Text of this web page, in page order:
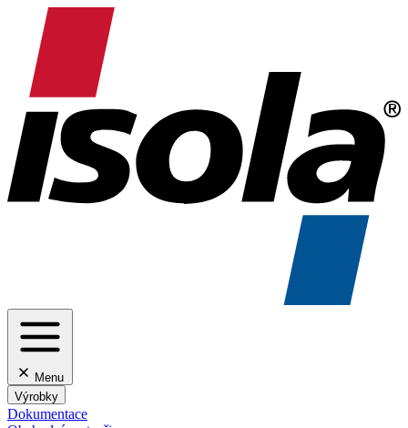
Menu
Výrobky
Dokumentace